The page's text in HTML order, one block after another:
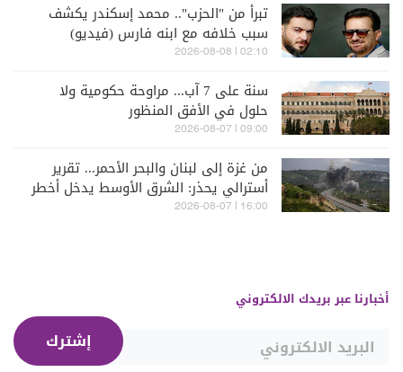
تبرأ من "الحزب".. محمد إسكندر يكشف
سبب خلافه مع ابنه فارس (فيديو)
02:10 | 2026-08-08
سنة على 7 آب... مراوحة حكومية ولا
حلول في الأفق المنظور
09:00 | 2026-08-07
من غزة إلى لبنان والبحر الأحمر... تقرير
أسترالي يحذر: الشرق الأوسط يدخل أخطر
مراحله
16:00 | 2026-08-07
أخبارنا عبر بريدك الالكتروني
إشترك